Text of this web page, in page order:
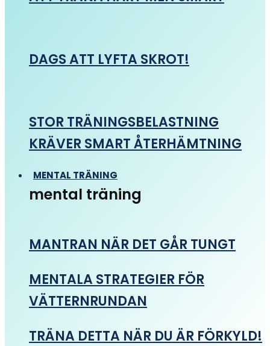
DAGS ATT LYFTA SKROT!
STOR TRÄNINGSBELASTNING
KRÄVER SMART ÅTERHÄMTNING
MENTAL TRÄNING
mental träning
MANTRAN NÄR DET GÅR TUNGT
MENTALA STRATEGIER FÖR
VÄTTERNRUNDAN
TRÄNA DETTA NÄR DU ÄR FÖRKYLD!